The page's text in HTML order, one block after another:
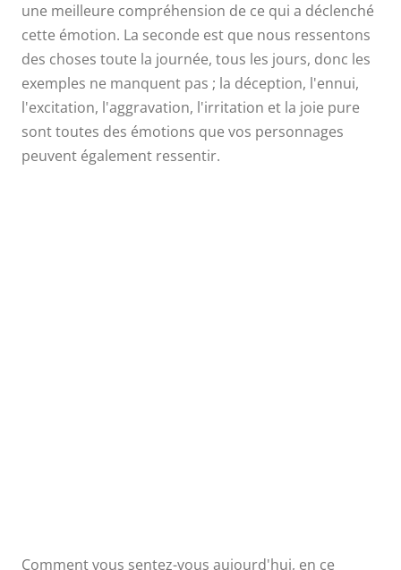
une meilleure compréhension de ce qui a déclenché
cette émotion. La seconde est que nous ressentons
des choses toute la journée, tous les jours, donc les
exemples ne manquent pas ; la déception, l'ennui,
l'excitation, l'aggravation, l'irritation et la joie pure
sont toutes des émotions que vos personnages
peuvent également ressentir.
Comment vous sentez-vous aujourd'hui, en ce